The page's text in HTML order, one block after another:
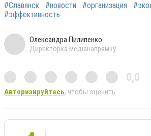
#Славянск #новости #организация
#эффективность
Олександра Пилипенко
Директорка медіанапрямку
0,0
Авторизируйтесь, чтобы оценить